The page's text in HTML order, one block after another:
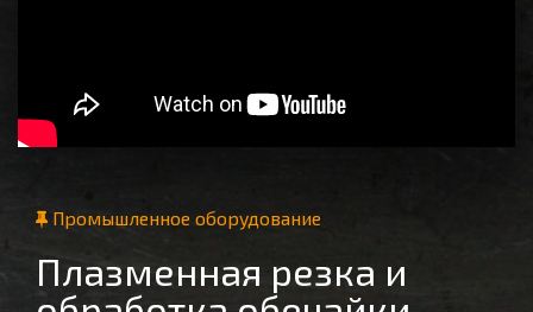
Промышленное оборудование
Плазменная резка и